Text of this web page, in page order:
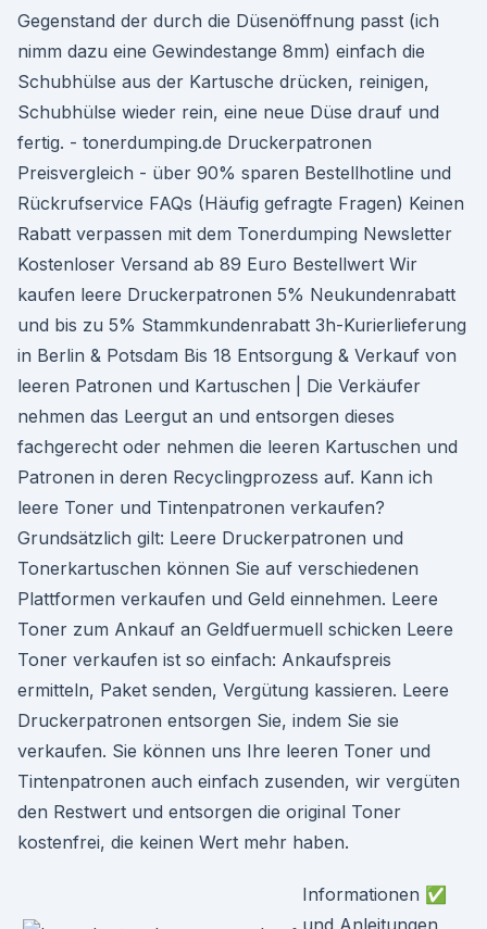
Gegenstand der durch die Düsenöffnung passt (ich
nimm dazu eine Gewindestange 8mm) einfach die
Schubhülse aus der Kartusche drücken, reinigen,
Schubhülse wieder rein, eine neue Düse drauf und
fertig. - tonerdumping.de Druckerpatronen
Preisvergleich - über 90% sparen Bestellhotline und
Rückrufservice FAQs (Häufig gefragte Fragen) Keinen
Rabatt verpassen mit dem Tonerdumping Newsletter
Kostenloser Versand ab 89 Euro Bestellwert Wir
kaufen leere Druckerpatronen 5% Neukundenrabatt
und bis zu 5% Stammkundenrabatt 3h-Kurierlieferung
in Berlin & Potsdam Bis 18 Entsorgung & Verkauf von
leeren Patronen und Kartuschen | Die Verkäufer
nehmen das Leergut an und entsorgen dieses
fachgerecht oder nehmen die leeren Kartuschen und
Patronen in deren Recyclingprozess auf. Kann ich
leere Toner und Tintenpatronen verkaufen?
Grundsätzlich gilt: Leere Druckerpatronen und
Tonerkartuschen können Sie auf verschiedenen
Plattformen verkaufen und Geld einnehmen. Leere
Toner zum Ankauf an Geldfuermuell schicken Leere
Toner verkaufen ist so einfach: Ankaufspreis
ermitteln, Paket senden, Vergütung kassieren. Leere
Druckerpatronen entsorgen Sie, indem Sie sie
verkaufen. Sie können uns Ihre leeren Toner und
Tintenpatronen auch einfach zusenden, wir vergüten
den Restwert und entsorgen die original Toner
kostenfrei, die keinen Wert mehr haben.
Informationen ✅
und Anleitungen